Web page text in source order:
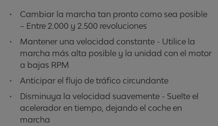
•
Cambiar la marcha tan pronto como sea posible
– Entre 2.000 y 2.500 revoluciones
•
Mantener una velocidad constante - Utilice la
marcha más alta posible y la unidad con el motor
a bajas RPM
•
Anticipar el flujo de tráfico circundante
•
Disminuya la velocidad suavemente - Suelte el
acelerador en tiempo, dejando el coche en
marcha